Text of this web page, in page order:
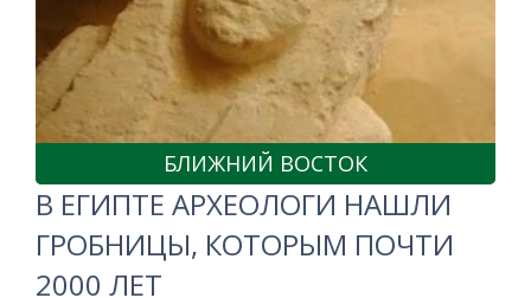
БЛИЖНИЙ ВОСТОК
В ЕГИПТЕ АРХЕОЛОГИ НАШЛИ
ГРОБНИЦЫ, КОТОРЫМ ПОЧТИ
2000 ЛЕТ